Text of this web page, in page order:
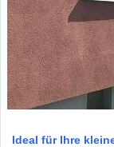
Ideal für Ihre